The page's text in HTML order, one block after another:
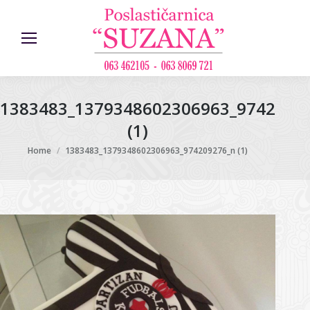
(1)
You are here:
Home 1383483_1379348602306963_974209276_n (1)